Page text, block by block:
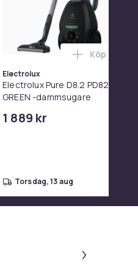
i varukorgen
1 Bärbar Löpband med 5%
Electrolux
Electrolux Pure D8.2 PD82-
GREEN -dammsugare
1 889 kr
Lägg till
Köp
torsdag, 13 aug